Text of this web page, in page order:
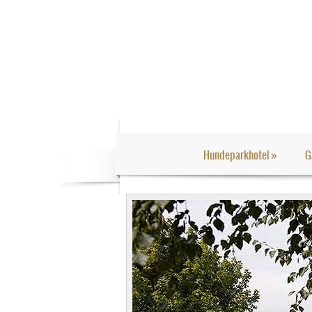
Hundeparkhotel»